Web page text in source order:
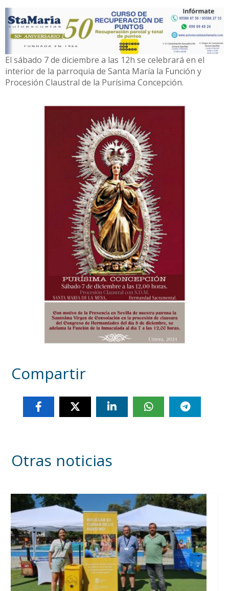
El sábado 7 de diciembre a las 12h se celebrará en el
interior de la parroquia de Santa María la Función y
Procesión Claustral de la Purísima Concepción.
Compartir
Otras noticias